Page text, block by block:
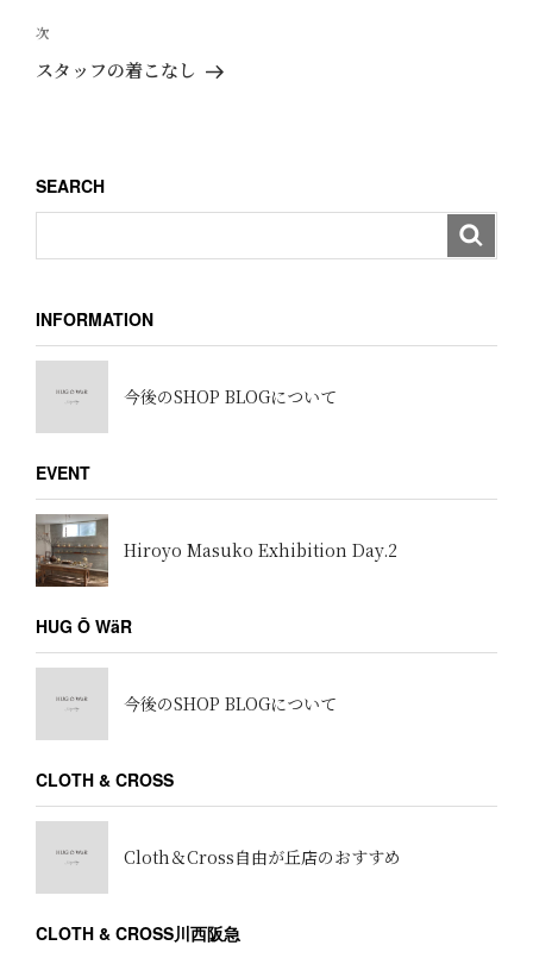
ビ
ゲ
ン
投
稿
次
の
次
スタッフの着こなし
SEARCH
INFORMATION
今後のSHOP BLOGについて
EVENT
Hiroyo Masuko Exhibition Day.2
HUG Ō WäR
今後のSHOP BLOGについて
CLOTH & CROSS
Cloth＆Cross自由が丘店のおすすめ
CLOTH & CROSS川西阪急